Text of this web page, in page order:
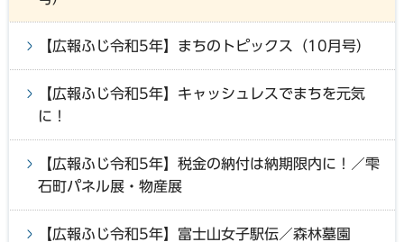
【広報ふじ令和5年】まちのトピックス（10月号）
【広報ふじ令和5年】キャッシュレスでまちを元気
に！
【広報ふじ令和5年】税金の納付は納期限内に！／雫
石町パネル展・物産展
【広報ふじ令和5年】富士山女子駅伝／森林墓園